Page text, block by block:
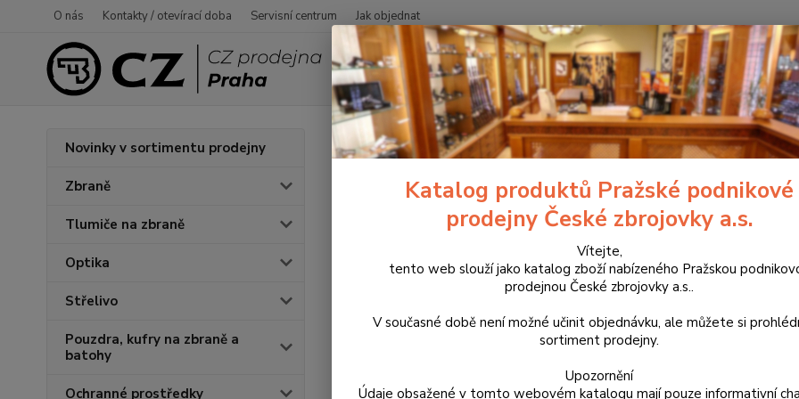
O nás Kontakty / otevírací doba Servisní centrum Jak objednat
Hledat
Novinky v sortimentu prodejny
Zbraně
Tlumiče na zbraně
Optika
Střelivo
Pouzdra, kufry na zbraně a
batohy
Ochranné prostředky
Úvod Příslušenství, doplňky a náhradní díly Pro pistole Náhradní díly
Hřbet velikosti L pro P-09 černý díl
využít
Katalog produktů Pražské podnikové
prodejny České zbrojovky a.s.
Vítejte,
tento web slouží jako katalog zboží nabízeného Pražskou
prodejnou České zbrojovky a.s..
V současné době není možné učinit objednávku, ale můžete si
sortiment prodejny.
Upozornění
Údaje obsažené v tomto webovém katalogu mají pouze informativní